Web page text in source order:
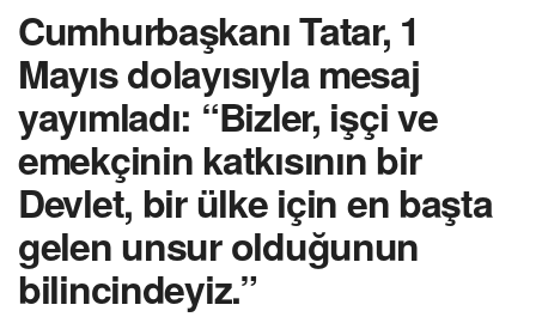
Cumhurbaşkanı Tatar, 1
Mayıs dolayısıyla mesaj
yayımladı: “Bizler, işçi ve
emekçinin katkısının bir
Devlet, bir ülke için en başta
gelen unsur olduğunun
bilincindeyiz.”